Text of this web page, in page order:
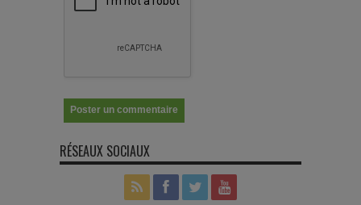
RÉSEAUX SOCIAUX